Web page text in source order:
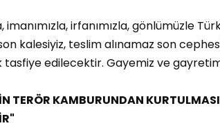
imanımızla, irfanımızla, gönlümüzle
kalesiyiz, teslim alınamaz son
tasfiye edilecektir. Gayemiz ve
TERÖR KAMBURUNDAN